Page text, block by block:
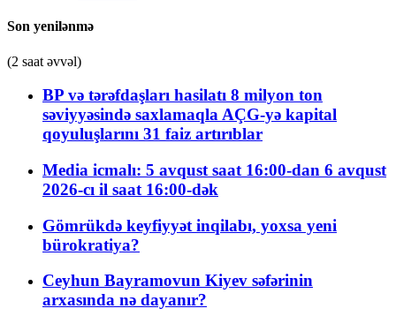
Son yenilənmə
(2 saat əvvəl)
BP və tərəfdaşları hasilatı 8 milyon ton
səviyyəsində saxlamaqla AÇG-yə kapital
qoyuluşlarını 31 faiz artırıblar
Media icmalı: 5 avqust saat 16:00-dan 6 avqust
2026-cı il saat 16:00-dək
Gömrükdə keyfiyyət inqilabı, yoxsa yeni
bürokratiya?
Ceyhun Bayramovun Kiyev səfərinin
arxasında nə dayanır?